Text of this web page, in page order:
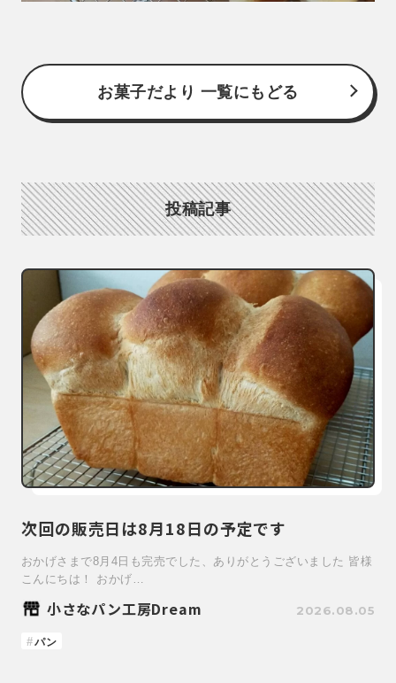
お菓子だより 一覧にもどる
投稿記事
次回の販売日は8月18日の予定です
おかげさまで8月4日も完売でした、ありがとうございました 皆様
こんにちは！ おかげ…
小さなパン工房Dream 2026.08.05
パン